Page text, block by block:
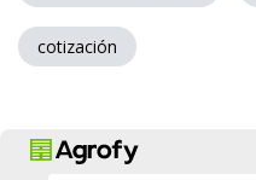
cotización